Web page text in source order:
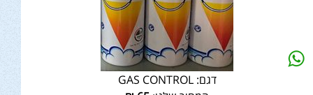
דגם: GAS CONTROL